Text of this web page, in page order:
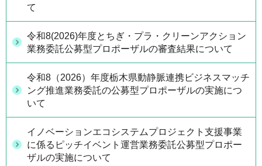
て
令和8(2026)年度とちぎ・プラ・クリーンアクション
業務委託公募型プロポーザルの審査結果について
令和8（2026）年度栃木県動静脈連携ビジネスマッチ
ング推進業務委託の公募型プロポーザルの実施につ
いて
イノベーションエコシステムプロジェクト支援事業
に係るピッチイベント運営業務委託公募型プロポー
ザルの実施について